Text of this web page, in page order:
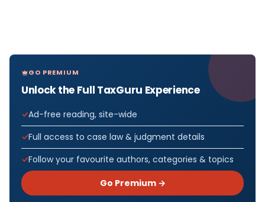
GO PREMIUM
Unlock the Full TaxGuru Experience
Ad-free reading, site-wide
Full access to case law & judgment details
Follow your favourite authors, categories & topics
Go Premium →